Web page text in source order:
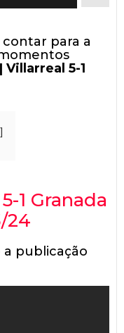
para a
Villarreal 5-1
1 Granada
24
a publicação